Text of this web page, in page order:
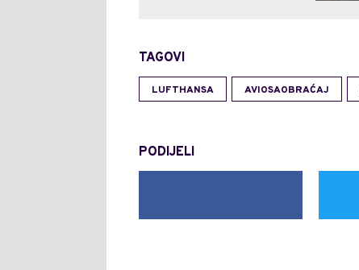
TAGOVI
LUFTHANSA AVIOSAOBRAĆAJ
PODIJELI